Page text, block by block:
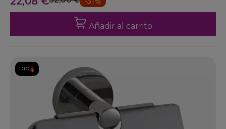
Añadir al carrito
DTO.